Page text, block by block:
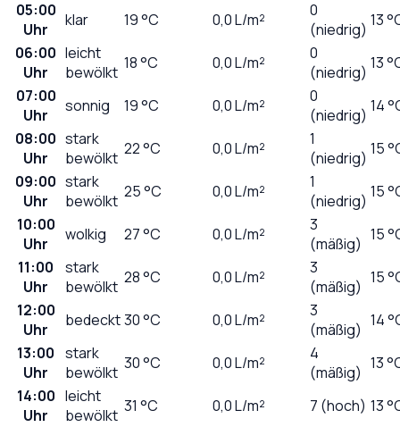
05:00
Uhr
klar 19°C 0,0L/m²
0
(niedrig) 13
06:00
Uhr
leicht
bewölkt 18°C 0,0L/m²
0
(niedrig) 13
07:00
Uhr
sonnig 19°C 0,0L/m²
0
(niedrig) 14
08:00
Uhr
stark
bewölkt 22°C 0,0L/m²
1
(niedrig) 15
09:00
Uhr
stark
bewölkt 25°C 0,0L/m²
1
(niedrig) 15
10:00
Uhr
wolkig 27°C 0,0L/m²
3
(mäßig) 15
11:00
Uhr
stark
bewölkt 28°C 0,0L/m²
3
(mäßig) 15
12:00
Uhr
bedeckt30°C 0,0L/m²
3
(mäßig) 14
13:00
Uhr
stark
bewölkt 30°C 0,0L/m²
4
(mäßig) 13
14:00
Uhr
leicht
bewölkt 31 °C 0,0L/m² 7 (hoch) 13